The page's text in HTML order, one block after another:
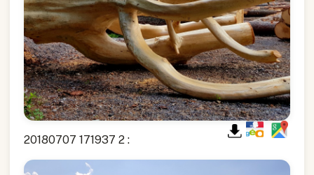
20180707 171937 2 :